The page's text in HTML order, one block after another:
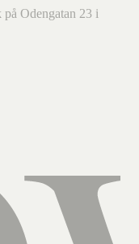
Odengatan 23 i